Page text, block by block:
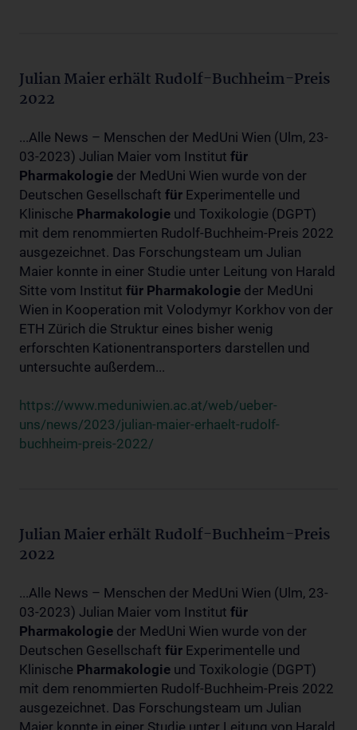
Julian Maier erhält Rudolf-Buchheim-Preis
2022
...Alle News – Menschen der MedUni Wien (Ulm, 23-
03-2023) Julian Maier vom Institut für
Pharmakologie der MedUni Wien wurde von der
Deutschen Gesellschaft für Experimentelle und
Klinische Pharmakologie und Toxikologie (DGPT)
mit dem renommierten Rudolf-Buchheim-Preis 2022
ausgezeichnet. Das Forschungsteam um Julian
Maier konnte in einer Studie unter Leitung von Harald
Sitte vom Institut für Pharmakologie der MedUni
Wien in Kooperation mit Volodymyr Korkhov von der
ETH Zürich die Struktur eines bisher wenig
erforschten Kationentransporters darstellen und
untersuchte außerdem...
https://www.meduniwien.ac.at/web/ueber-
uns/news/2023/julian-maier-erhaelt-rudolf-
buchheim-preis-2022/
Julian Maier erhält Rudolf-Buchheim-Preis
2022
...Alle News – Menschen der MedUni Wien (Ulm, 23-
03-2023) Julian Maier vom Institut für
Pharmakologie der MedUni Wien wurde von der
Deutschen Gesellschaft für Experimentelle und
Klinische Pharmakologie und Toxikologie (DGPT)
mit dem renommierten Rudolf-Buchheim-Preis 2022
ausgezeichnet. Das Forschungsteam um Julian
Maier konnte in einer Studie unter Leitung von Harald